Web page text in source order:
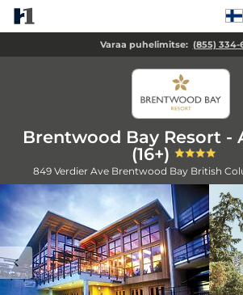
Varaa puhelimitse: (855) 334-
Brentwood Bay Resort -
(16+)
849 Verdier Ave Brentwood Bay British